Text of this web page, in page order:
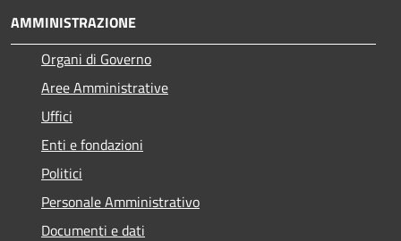
AMMINISTRAZIONE
Organi di Governo
Aree Amministrative
Uffici
Enti e fondazioni
Politici
Personale Amministrativo
Documenti e dati